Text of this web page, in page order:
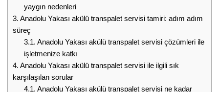
yaygın nedenleri
3. Anadolu Yakası akülü transpalet servisi tamiri: adım adım
süreç
3.1. Anadolu Yakası akülü transpalet servisi çözümleri ile
işletmenize katkı
4. Anadolu Yakası akülü transpalet servisi ile ilgili sık
karşılaşılan sorular
4.1. Anadolu Yakası akülü transpalet servisi ne kadar